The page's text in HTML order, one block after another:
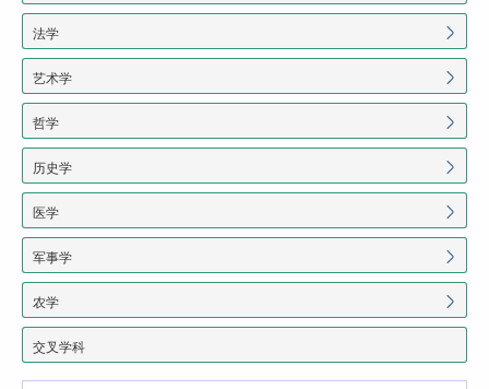
法学
艺术学
哲学
历史学
医学
军事学
农学
交叉学科